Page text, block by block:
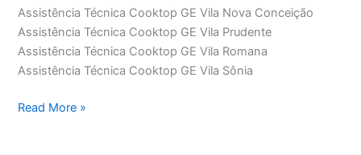
Assistência Técnica Cooktop GE Vila Nova Conceição
Assistência Técnica Cooktop GE Vila Prudente
Assistência Técnica Cooktop GE Vila Romana
Assistência Técnica Cooktop GE Vila Sônia
Assistência
Read More »